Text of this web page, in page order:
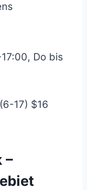
Do bis
17) $16
–